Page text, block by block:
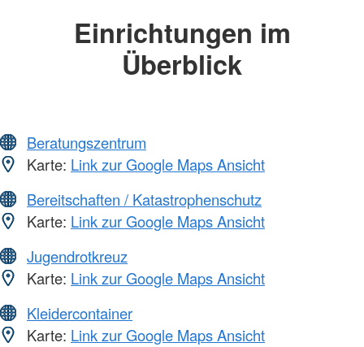
Einrichtungen im
Überblick
Beratungszentrum
Karte: Link zur Google Maps Ansicht
Bereitschaften / Katastrophenschutz
Karte: Link zur Google Maps Ansicht
Jugendrotkreuz
Karte: Link zur Google Maps Ansicht
Kleidercontainer
Karte: Link zur Google Maps Ansicht